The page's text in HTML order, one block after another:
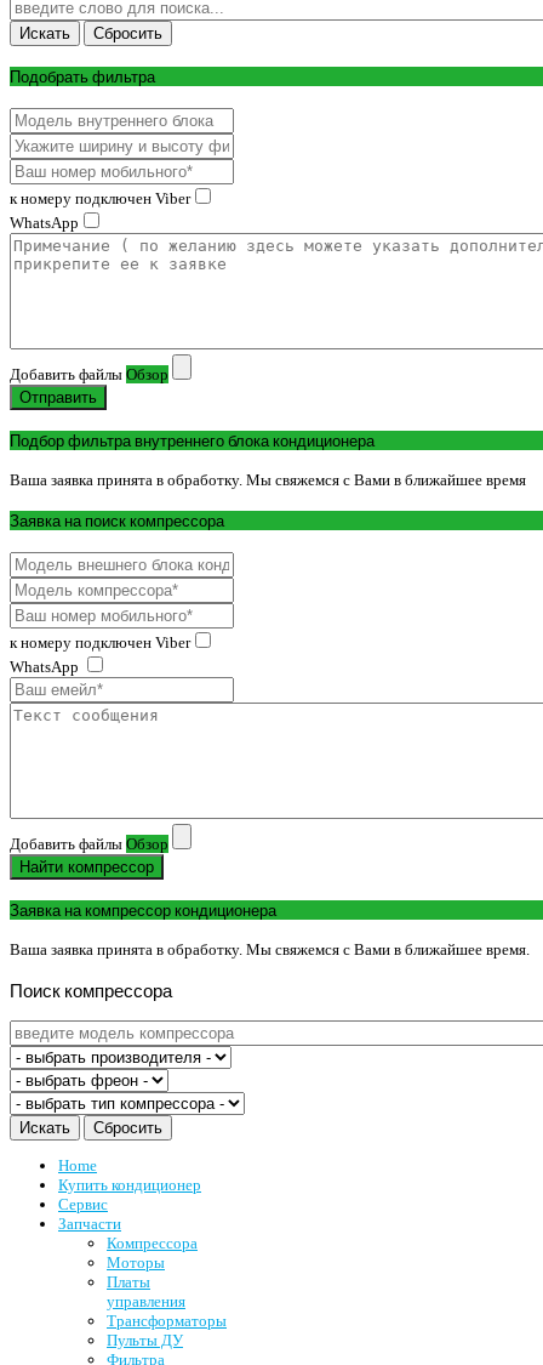
Подобрать фильтра
к номеру подключен Viber
WhatsApp
Добавить файлы Обзор
Отправить
Подбор фильтра внутреннего блока кондиционера
Ваша заявка принята в обработку. Мы свяжемся с Вами в ближайшее время
Заявка на поиск компрессора
к номеру подключен Viber
WhatsApp
Добавить файлы Обзор
Найти компрессор
Заявка на компрессор кондиционера
Ваша заявка принята в обработку. Мы свяжемся с Вами в ближайшее время.
Поиск компрессора
Home
Купить кондиционер
Сервис
Запчасти
Компрессора
Моторы
Платы
управления
Трансформаторы
Пульты ДУ
Фильтра